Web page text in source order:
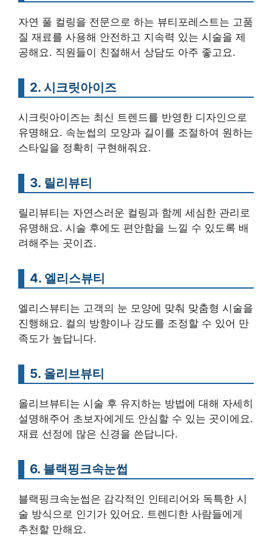
자연 풀 컬링을 전문으로 하는 뷰티포레스트는 고품
질 재료를 사용해 안전하고 지속력 있는 시술을 제
공해요. 직원들이 친절해서 상담도 아주 좋고요.
2. 시크릿아이즈
시크릿아이즈는 최신 트렌드를 반영한 디자인으로
유명해요. 속눈썹의 모양과 길이를 조절하여 원하는
스타일을 정확히 구현해줘요.
3. 릴리뷰티
릴리뷰티는 자연스러운 컬링과 함께 세심한 관리로
유명해요. 시술 후에도 편안함을 느낄 수 있도록 배
려해주는 곳이죠.
4. 엘리스뷰티
엘리스뷰티는 고객의 눈 모양에 맞춰 맞춤형 시술을
진행해요. 컬의 방향이나 강도를 조정할 수 있어 만
족도가 높답니다.
5. 올리브뷰티
올리브뷰티는 시술 후 유지하는 방법에 대해 자세히
설명해주어 초보자에게도 안심할 수 있는 곳이에요.
재료 선정에 많은 신경을 쓴답니다.
6. 블랙핑크속눈썹
블랙핑크속눈썹은 감각적인 인테리어와 독특한 시
술 방식으로 인기가 있어요. 트렌디한 사람들에게
추천할 만해요.